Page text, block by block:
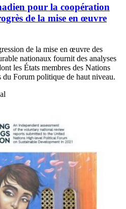
pour la coopération
de la mise en œuvre
de la mise en œuvre des
nationaux fournit des analyses
les États membres des Nations
du Forum politique de haut niveau.